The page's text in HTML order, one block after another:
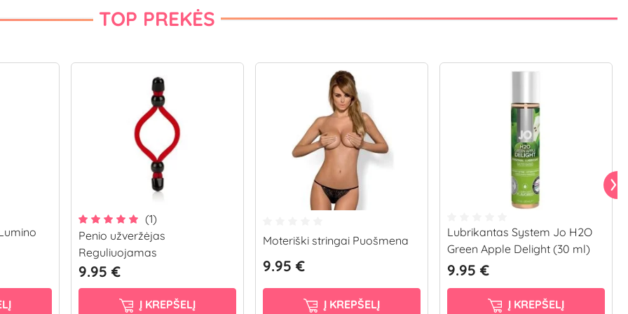
TOP PREKĖS
(1)
Penio užveržėjas
Reguliuojamas
9.95 €
Į KREPŠELĮ
Moteriški stringai Puošmena
9.95 €
Į KREPŠELĮ
Lubrikantas System Jo H2O
Green Apple Delight (30 ml)
9.95 €
Į KREPŠELĮ